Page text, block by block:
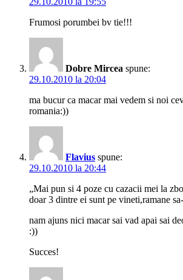
Frumosi porumbei bv tie!!!
Dobre Mircea spune:
29.10.2010 la 20:04
ma bucur ca macar mai vedem si noi
romania:))
Flavius spune:
29.10.2010 la 20:44
„Mai pun si 4 poze cu cazacii mei la
doar 3 dintre ei sunt pe vineti,ramane
nam ajuns nici macar sai vad apai sai
:))
Succes!